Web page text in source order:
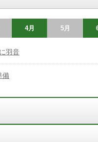
4月 5月
羽音
備